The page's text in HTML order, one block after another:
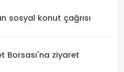
sosyal konut çağrısı
Borsası'na ziyaret